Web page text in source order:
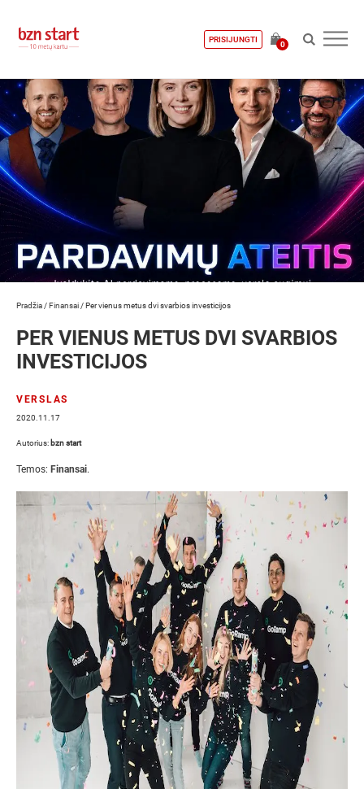
PRISIJUNGTI
0
Pradžia /Finansai /Per vienus metus dvi svarbios investicijos
PER VIENUS METUS DVI SVARBIOS
INVESTICIJOS
VERSLAS
2020.11.17
Autorius: bzn start
Temos: Finansai.